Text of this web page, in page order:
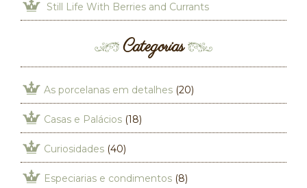
Still Life With Berries and Currants
Categorias
As porcelanas em detalhes (20)
Casas e Palácios (18)
Curiosidades (40)
Especiarias e condimentos (8)